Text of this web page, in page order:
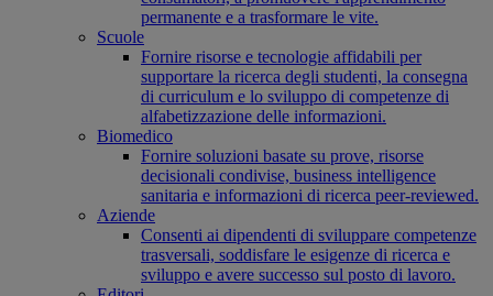
permanente e a trasformare le vite.
Scuole
Fornire risorse e tecnologie affidabili per
supportare la ricerca degli studenti, la consegna
di curriculum e lo sviluppo di competenze di
alfabetizzazione delle informazioni.
Biomedico
Fornire soluzioni basate su prove, risorse
decisionali condivise, business intelligence
sanitaria e informazioni di ricerca peer-reviewed.
Aziende
Consenti ai dipendenti di sviluppare competenze
trasversali, soddisfare le esigenze di ricerca e
sviluppo e avere successo sul posto di lavoro.